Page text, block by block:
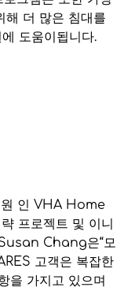
해 더 많은 침대를
도움이됩니다.
인 VHA Home
프로젝트 및 이니
Chang은“모
고객은 복잡한
을 가지고 있으며